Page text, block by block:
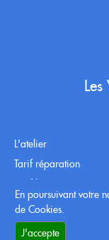
En poursuivant votre
de Cookies.
J'accepte
L'atelier
Tarif réparation
Tarif location
Conditions générales
RETROUVEZ-NOUS SUR